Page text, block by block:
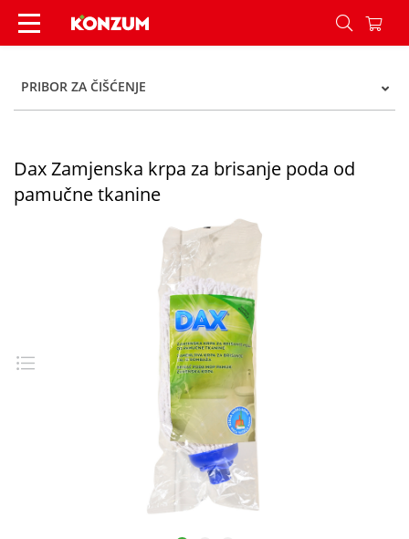
Dax Zamjenska krpa za brisanje poda od
PRIBOR ZA ČIŠĆENJE
Dax Zamjenska krpa za brisanje poda od
pamučne tkanine